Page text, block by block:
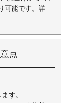
可能です。詳
点
す。